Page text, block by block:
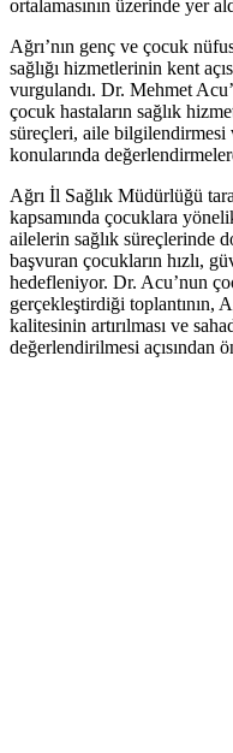
ortalamasının üzerinde yer
Ağrı’nın genç ve çocuk
sağlığı hizmetlerinin kent
vurgulandı. Dr. Mehmet
çocuk hastaların sağlık
süreçleri, aile bilgilendirmesi
konularında
Ağrı İl Sağlık Müdürlüğü
kapsamında çocuklara
ailelerin sağlık süreçlerinde
başvuran çocukların hızlı,
hedefleniyor. Dr. Acu’nun
gerçekleştirdiği toplantının,
kalitesinin artırılması ve
değerlendirilmesi açısından